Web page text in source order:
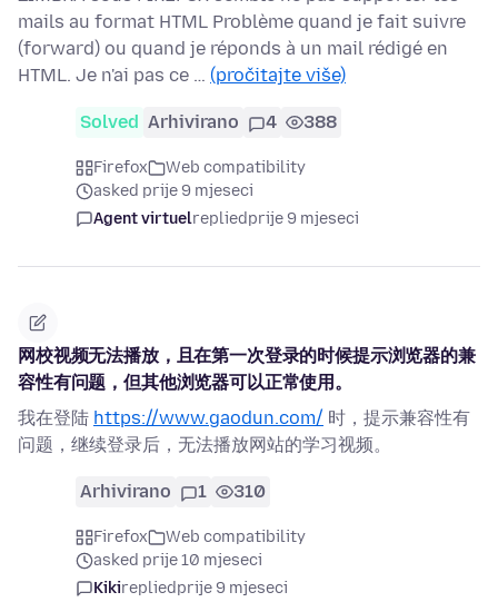
mails au format HTML Problème quand je fait suivre
(forward) ou quand je réponds à un mail rédigé en
HTML. Je n'ai pas ce … (pročitajte više)
Solved Arhivirano 4 388
Firefox
Web compatibility
asked prije 9 mjeseci
Agent virtuelrepliedprije 9 mjeseci
网校视频无法播放，且在第一次登录的时候提示浏览器的兼
容性有问题，但其他浏览器可以正常使用。
我在登陆 https://www.gaodun.com/ 时，提示兼容性有
问题，继续登录后，无法播放网站的学习视频。
Arhivirano 1 310
Firefox
Web compatibility
asked prije 10 mjeseci
Kikirepliedprije 9 mjeseci